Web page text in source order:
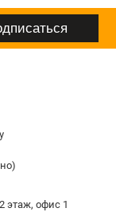
этаж, офис 1